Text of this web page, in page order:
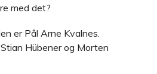
med det?
er Pål Arne Kvalnes.
Hübener og Morten